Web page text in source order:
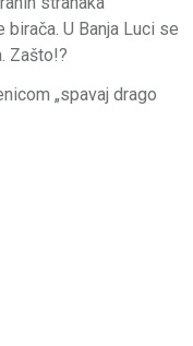
U Banja Luci se
Zašto!?
„spavaj drago